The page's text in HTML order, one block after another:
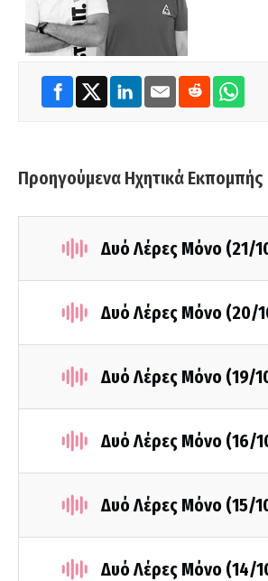
Προηγούμενα Ηχητικά Εκπομπής
Δυό Λέρες Μόνο (21/
Δυό Λέρες Μόνο (20/
Δυό Λέρες Μόνο (19/
Δυό Λέρες Μόνο (16/
Δυό Λέρες Μόνο (15/
Δυό Λέρες Μόνο (14/